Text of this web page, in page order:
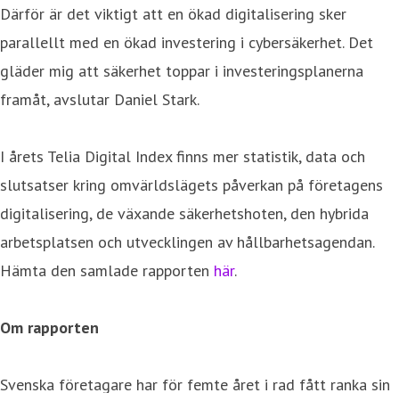
Därför är det viktigt att en ökad digitalisering sker
parallellt med en ökad investering i cybersäkerhet. Det
gläder mig att säkerhet toppar i investeringsplanerna
framåt, avslutar Daniel Stark.
I årets Telia Digital Index finns mer statistik, data och
slutsatser kring omvärldslägets påverkan på företagens
digitalisering, de växande säkerhetshoten, den hybrida
arbetsplatsen och utvecklingen av hållbarhetsagendan.
Hämta den samlade rapporten här.
Om rapporten
Svenska företagare har för femte året i rad fått ranka sin